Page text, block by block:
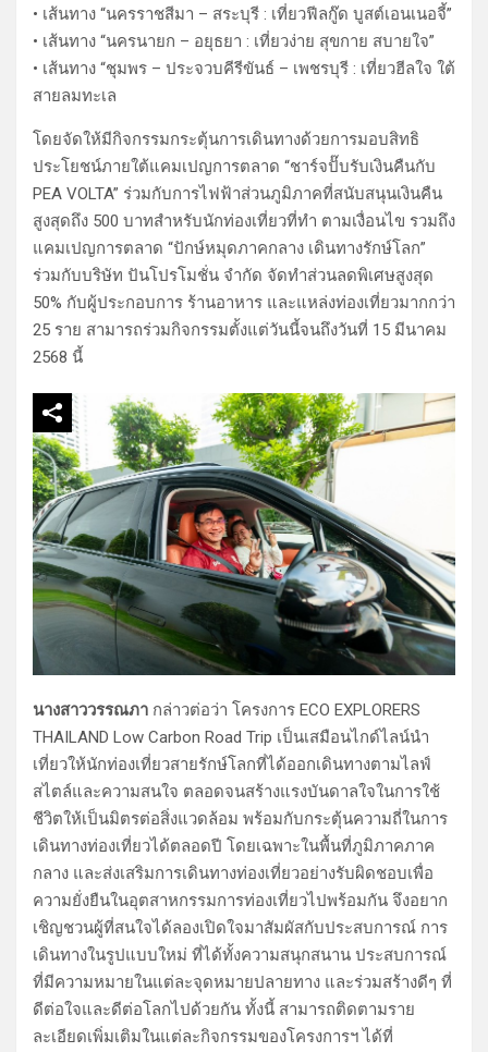
• เส้นทาง “นครราชสีมา – สระบุรี : เที่ยวฟีลกู๊ด บูสต์เอนเนอจี้”
• เส้นทาง “นครนายก – อยุธยา : เที่ยวง่าย สุขกาย สบายใจ”
• เส้นทาง “ชุมพร – ประจวบคีรีขันธ์ – เพชรบุรี : เที่ยวฮีลใจ ใต้
สายลมทะเล
โดยจัดให้มีกิจกรรมกระตุ้นการเดินทางด้วยการมอบสิทธิ
ประโยชน์ภายใต้แคมเปญการตลาด “ชาร์จปั๊บรับเงินคืนกับ
PEA VOLTA” ร่วมกับการไฟฟ้าส่วนภูมิภาคที่สนับสนุนเงินคืน
สูงสุดถึง 500 บาทสำหรับนักท่องเที่ยวที่ทำ ตามเงื่อนไข รวมถึง
แคมเปญการตลาด “ปักษ์หมุดภาคกลาง เดินทางรักษ์โลก”
ร่วมกับบริษัท ปันโปรโมชั่น จำกัด จัดทำส่วนลดพิเศษสูงสุด
50% กับผู้ประกอบการ ร้านอาหาร และแหล่งท่องเที่ยวมากกว่า
25 ราย สามารถร่วมกิจกรรมตั้งแต่วันนี้จนถึงวันที่ 15 มีนาคม
2568 นี้
นางสาววรรณภา กล่าวต่อว่า โครงการ ECO EXPLORERS
THAILAND Low Carbon Road Trip เป็นเสมือนไกด์ไลน์นำ
เที่ยวให้นักท่องเที่ยวสายรักษ์โลกที่ได้ออกเดินทางตามไลฟ์
สไตล์และความสนใจ ตลอดจนสร้างแรงบันดาลใจในการใช้
ชีวิตให้เป็นมิตรต่อสิ่งแวดล้อม พร้อมกับกระตุ้นความถี่ในการ
เดินทางท่องเที่ยวได้ตลอดปี โดยเฉพาะในพื้นที่ภูมิภาคภาค
กลาง และส่งเสริมการเดินทางท่องเที่ยวอย่างรับผิดชอบเพื่อ
ความยั่งยืนในอุตสาหกรรมการท่องเที่ยวไปพร้อมกัน จึงอยาก
เชิญชวนผู้ที่สนใจได้ลองเปิดใจมาสัมผัสกับประสบการณ์ การ
เดินทางในรูปแบบใหม่ ที่ได้ทั้งความสนุกสนาน ประสบการณ์
ที่มีความหมายในแต่ละจุดหมายปลายทาง และร่วมสร้างดีๆ ที่
ดีต่อใจและดีต่อโลกไปด้วยกัน ทั้งนี้ สามารถติดตามราย
ละเอียดเพิ่มเติมในแต่ละกิจกรรมของโครงการฯ ได้ที่